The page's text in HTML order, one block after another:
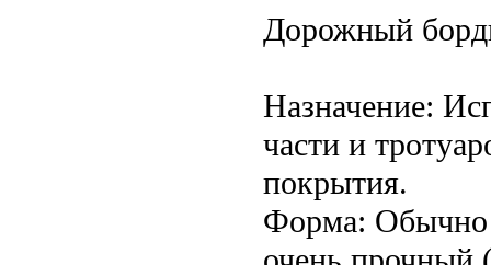
Дорожный
Назначение:
части и
покрытия.
Форма: Обычно